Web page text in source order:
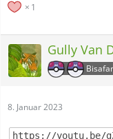
1
Gully Van
8. Januar 2023
https://youtu.be/